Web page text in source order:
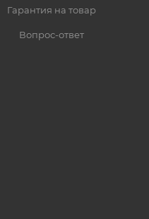
Гарантия на товар
Вопрос-ответ